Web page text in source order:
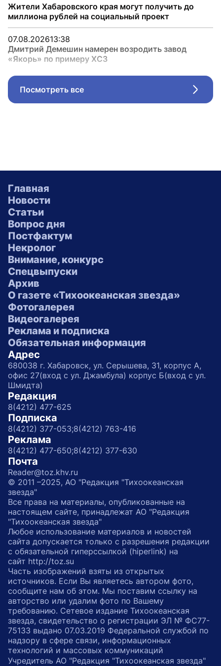
Жители Хабаровского края могут получить до
миллиона рублей на социальный проект
07.08.202613:38
Дмитрий Демешин намерен возродить завод
«Якорь» по примеру ХСЗ
Посмотреть все
Главная
Новости
Статьи
Вопрос дня
Постфактум
Некролог
Внимание, конкурс
Спецвыпуски
Архив
О газете «Тихоокеанская звезда»
Фотогалерея
Видеогалерея
Реклама и подписка
Обязательная информация
Адрес
680038 г. Хабаровск, ул. Серышева, 31, корпус А,
офис 27(вход с ул. Джамбула) корпус Б(вход с ул.
Шмидта)
Редакция
8(4212) 477-625
Подписка
8(4212) 377-053;8(4212) 763-416
Реклама
8(4212) 477-650;8(4212) 377-630
Почта
Reader@toz.khv.ru
© 2011 –2025, АО "Редакция "Тихоокеанская
звезда"
Все права на материалы, опубликованные на
настоящем сайте, принадлежат АО "Редакция
"Тихоокеанская звезда"
Любое использование материалов и новостей
сайта допускается только с разрешения редакции
с обязательной гиперссылкой (hiperlink) на
сайт http://toz.su
Часть изображений взяты из открытых
источников. Если Вы являетесь автором фото,
сообщите нам об этом. Мы поставим ссылку на
авторство или удалим фото по Вашему
требованию. Сетевое издание Тихоокеанская
звезда, свидетельство о регистрации ЭЛ № ФС77-
75133 выдано 07.03.2019 Федеральной службой по
надзору в сфере связи, информационных
технологий и массовых коммуникаций
Учредитель АО "Редакция "Тихоокеанская звезда"